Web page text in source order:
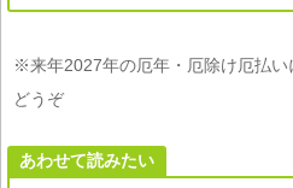
※来年2027年の厄年・厄除け厄払
どうぞ
あわせて読みたい